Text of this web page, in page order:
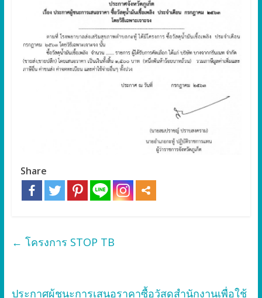
Share
← โครงการ STOP TB
ประกาศผู้ชนะการเสนอราคาซื้อวัสดุสำนักงานเพื่อใช้